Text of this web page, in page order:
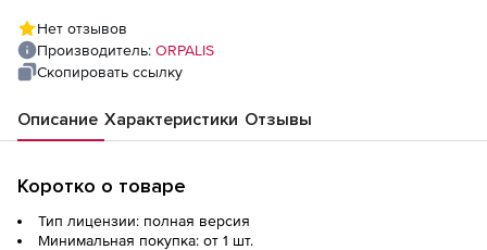
Нет отзывов
Производитель: ORPALIS
Скопировать ссылку
Описание Характеристики Отзывы
Коротко о товаре
Тип лицензии: полная версия
Минимальная покупка: от 1 шт.